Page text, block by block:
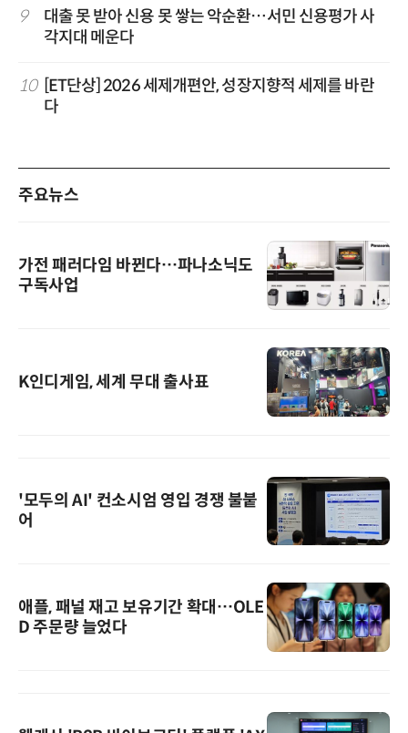
9
대출 못 받아 신용 못 쌓는 악순환…서민 신용평가 사
각지대 메운다
10
[ET단상] 2026 세제개편안, 성장지향적 세제를 바란
다
주요뉴스
가전 패러다임 바뀐다…파나소닉도
구독사업
K인디게임, 세계 무대 출사표
'모두의 AI' 컨소시엄 영입 경쟁 불붙
어
애플, 패널 재고 보유기간 확대…OLE
D 주문량 늘었다